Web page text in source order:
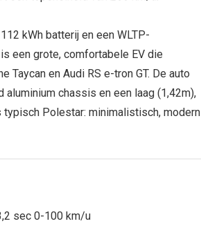
kWh batterij en een WLTP-
een grote, comfortabele EV die
Taycan en Audi RS e-tron GT. De auto
chassis en een laag (1,42m),
Polestar: minimalistisch, modern
sec 0-100 km/u